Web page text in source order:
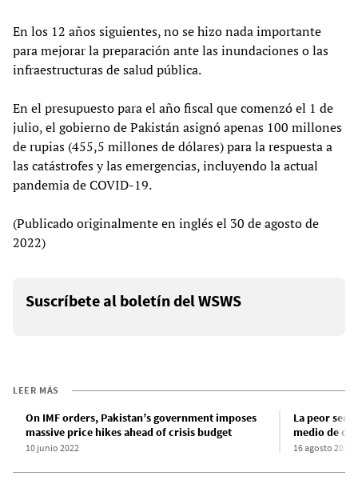
En los 12 años siguientes, no se hizo nada importante
para mejorar la preparación ante las inundaciones o las
infraestructuras de salud pública.
En el presupuesto para el año fiscal que comenzó el 1 de
julio, el gobierno de Pakistán asignó apenas 100 millones
de rupias (455,5 millones de dólares) para la respuesta a
las catástrofes y las emergencias, incluyendo la actual
pandemia de COVID-19.
(Publicado originalmente en inglés el 30 de agosto de
2022)
Suscríbete al boletín del WSWS
LEER MÁS
On IMF orders, Pakistan’s government imposes
massive price hikes ahead of crisis budget
10 junio 2022
La peor
medio de
16 agosto 2022